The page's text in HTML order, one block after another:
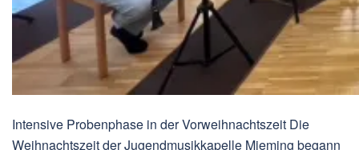
Intensive Probenphase in der Vorweihnachtszeit Die
Weihnachtszeit der Jugendmusikkapelle Mieming begann